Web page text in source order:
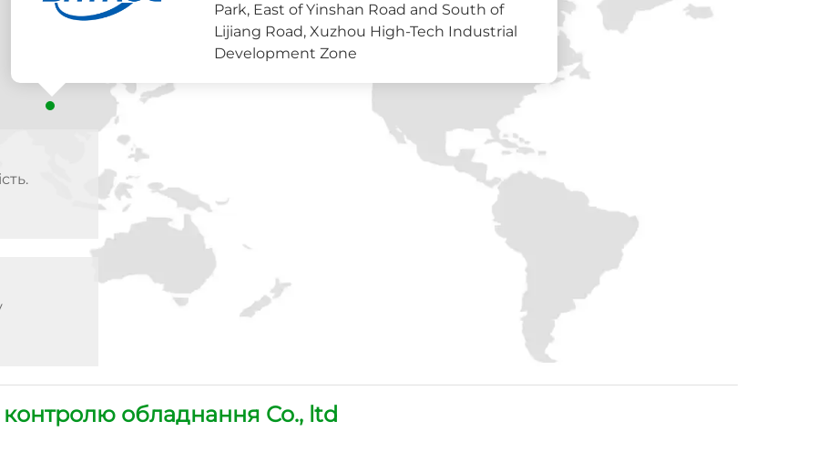
Park, East of Yinshan Road and South of
Lijiang Road, Xuzhou High-Tech Industrial
Development Zone
обладнання Co., ltd